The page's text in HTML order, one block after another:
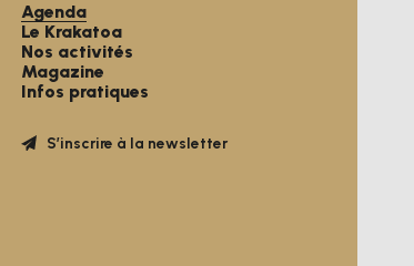
Agenda
Le Krakatoa
Nos activités
Magazine
Infos pratiques
S’inscrire à la newsletter